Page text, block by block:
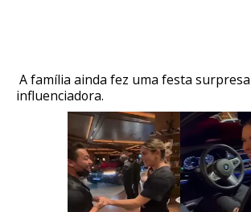
A família ainda fez uma festa
influenciadora.